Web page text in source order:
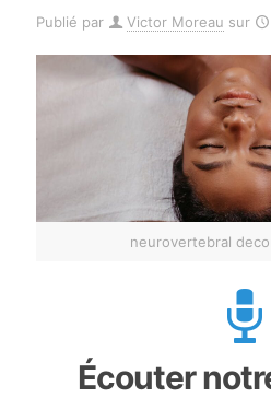
Publié par Victor Moreau sur
neurovertebral
Écouter